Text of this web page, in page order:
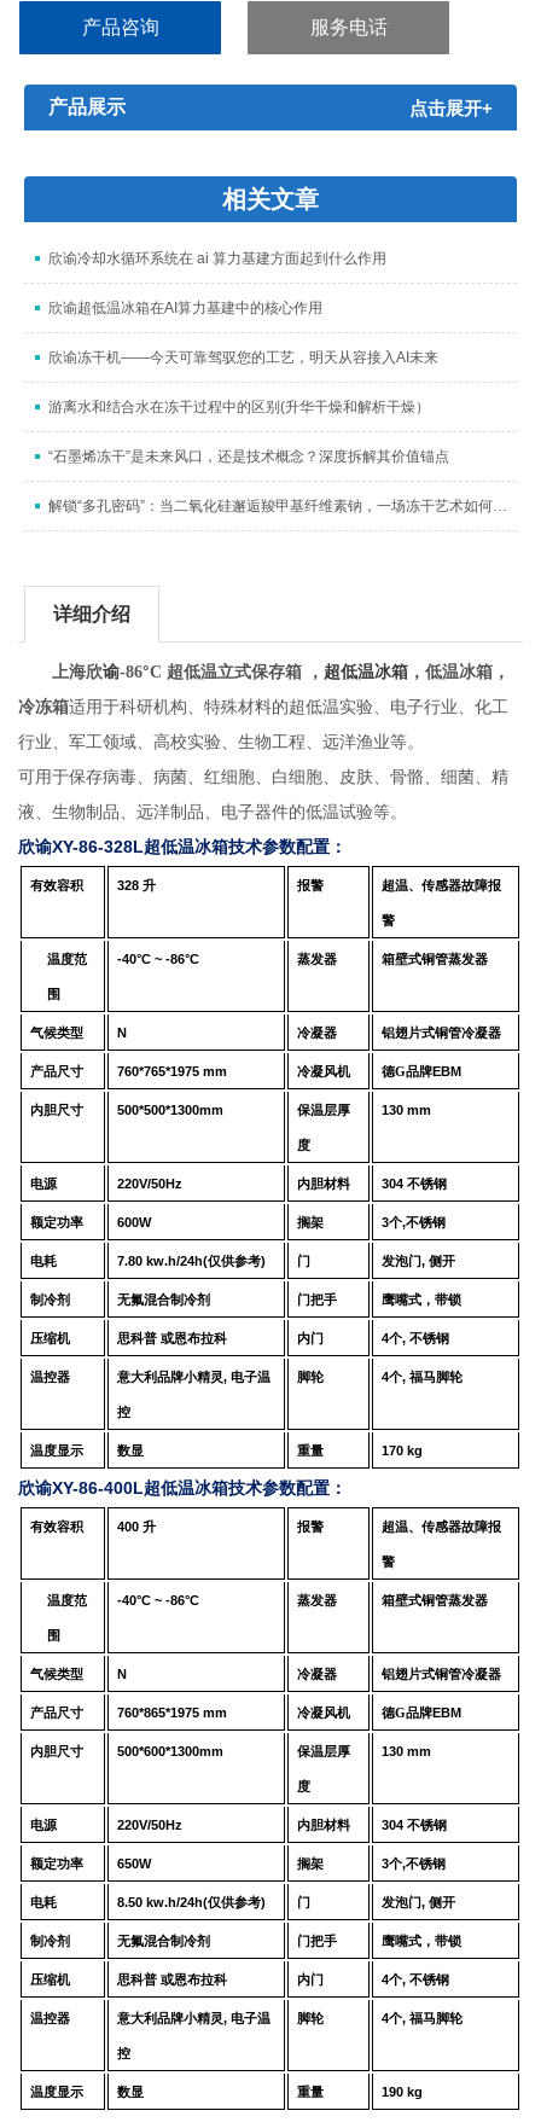
产品咨询 服务电话
产品展示 点击展开+
相关文章
欣谕冷却水循环系统在 ai 算力基建方面起到什么作用
欣谕超低温冰箱在AI算力基建中的核心作用
欣谕冻干机——今天可靠驾驭您的工艺，明天从容接入AI未来
游离水和结合水在冻干过程中的区别(升华干燥和解析干燥）
“石墨烯冻干”是未来风口，还是技术概念？深度拆解其价值锚点
解锁“多孔密码”：当二氧化硅邂逅羧甲基纤维素钠，一场冻干艺术如何织就纳米“海绵梦”
详细介绍
上海欣谕-86°C 超低温立式保存箱 ， 超低温冰箱 ，低温冰箱，
冷冻箱适用于科研机构、特殊材料的超低温实验、电子行业、化工
行业、军工领域、高校实验、生物工程、远洋渔业等。
可用于保存病毒、病菌、红细胞、白细胞、皮肤、骨骼、细菌、精
液、生物制品、远洋制品、电子器件的低温试验等。
欣谕XY-86-328L超低温冰箱技术参数配置：
有效容积 328升 报警 超温、传感器故障报
警
温度范
围
-40°C ~ -86°C 蒸发器 箱壁式铜管蒸发器
气候类型 N 冷凝器 铝翅片式铜管冷凝器
产品尺寸 760*765*1975mm 冷凝风机 德G品牌EBM
内胆尺寸 500*500*1300mm 保温层厚
度
130 mm
电源 220V/50Hz 内胆材料 304不锈钢
额定功率 600W 搁架 3个,不锈钢
电耗 7.80kw.h/24h(仅供参考) 门 发泡门,侧开
制冷剂 无氟混合制冷剂 门把手 鹰嘴式，带锁
压缩机 思科普 或恩布拉科 内门 4个,不锈钢
温控器 意大利品牌小精灵,电子温
控
脚轮 4个,福马脚轮
温度显示 数显 重量 170 kg
欣谕XY-86-400L超低温冰箱技术参数配置：
有效容积 400升 报警 超温、传感器故障报
警
温度范
围
-40°C ~ -86°C 蒸发器 箱壁式铜管蒸发器
气候类型 N 冷凝器 铝翅片式铜管冷凝器
产品尺寸 760*865*1975mm 冷凝风机 德G品牌EBM
内胆尺寸 500*600*1300mm 保温层厚
度
130 mm
电源 220V/50Hz 内胆材料 304不锈钢
额定功率 650W 搁架 3个,不锈钢
电耗 8.50kw.h/24h(仅供参考) 门 发泡门,侧开
制冷剂 无氟混合制冷剂 门把手 鹰嘴式，带锁
压缩机 思科普 或恩布拉科 内门 4个,不锈钢
温控器 意大利品牌小精灵,电子温
控
脚轮 4个,福马脚轮
温度显示 数显 重量 190 kg